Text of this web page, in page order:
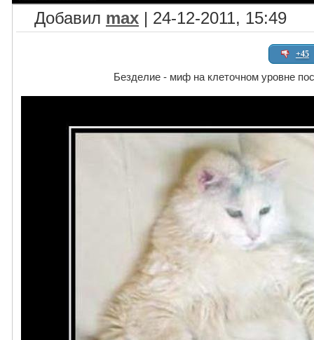
Добавил max | 24-12-2011, 15:49
+45
Безделие - миф на клеточном уровне